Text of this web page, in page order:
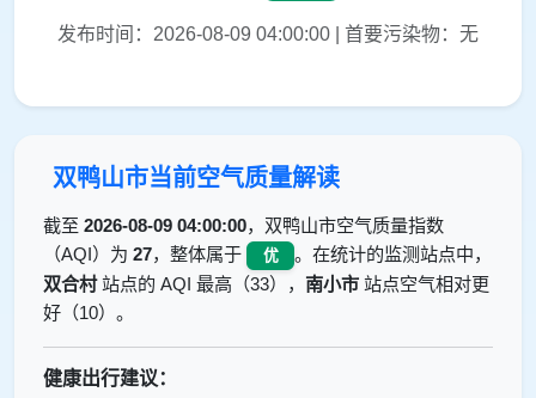
发布时间：2026-08-09 04:00:00 | 首要污染物：无
双鸭山市当前空气质量解读
截至 2026-08-09 04:00:00，双鸭山市空气质量指数
（AQI）为 27，整体属于 优
。在统计的监测站点中，
双合村站点的 AQI 最高（33）， 南小市 站点空气相对更
好（10）。
健康出行建议：